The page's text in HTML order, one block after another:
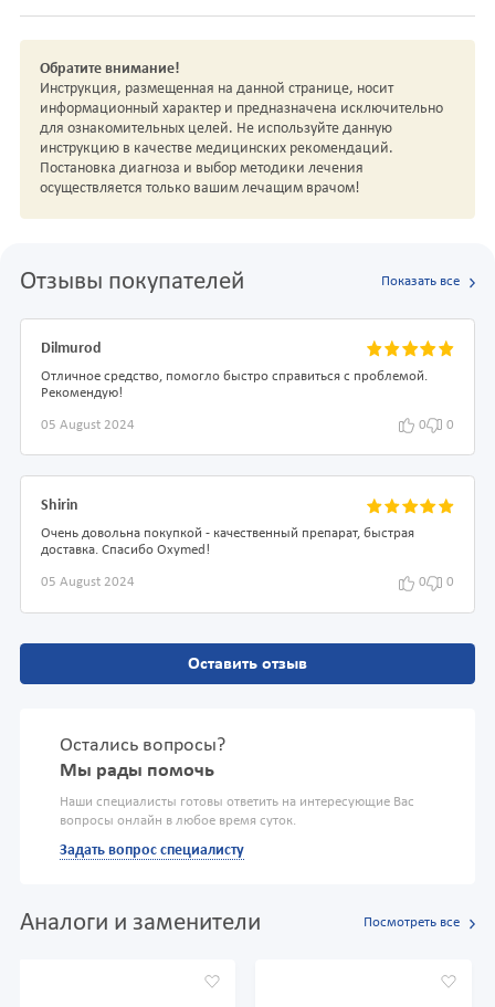
Обратите внимание!
Инструкция, размещенная на данной странице, носит
информационный характер и предназначена исключительно
для ознакомительных целей. Не используйте данную
инструкцию в качестве медицинских рекомендаций.
Постановка диагноза и выбор методики лечения
осуществляется только вашим лечащим врачом!
Отзывы покупателей Показать все
Dilmurod
Отличное средство, помогло быстро справиться с проблемой.
Рекомендую!
05 August 2024 0 0
Shirin
Очень довольна покупкой - качественный препарат, быстрая
доставка. Спасибо Oxymed!
05 August 2024 0 0
Оставить отзыв
Остались вопросы?
Мы рады помочь
Наши специалисты готовы ответить на интересующие Вас
вопросы онлайн в любое время суток.
Задать вопрос специалисту
Аналоги и заменители Посмотреть все